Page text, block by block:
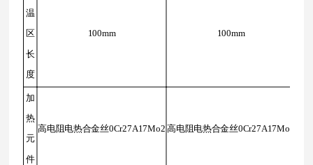
温
区
长
度
100mm 100mm
加
热
元
件
高电阻电热合金丝0Cr27A17Mo2 高电阻电热合金丝0Cr27A17Mo2